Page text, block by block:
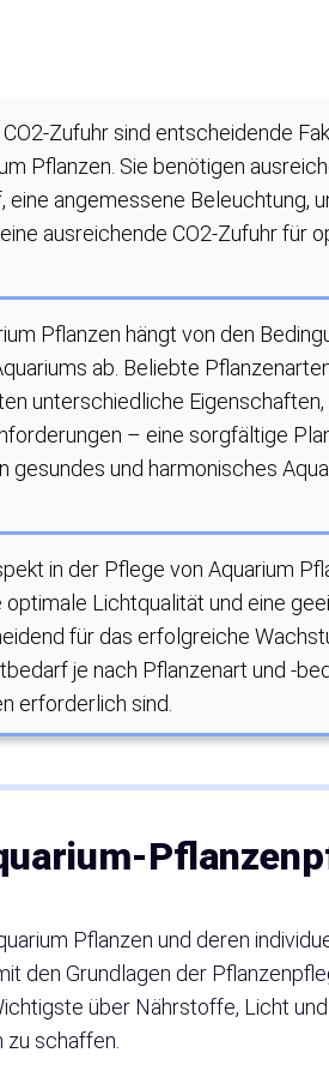
Zufuhr sind entscheidende
Pflanzen. Sie benötigen
eine angemessene Beleuchtung,
ausreichende CO2-Zufuhr für
Pflanzen hängt von den
ab. Beliebte
unterschiedliche Eigenschaften,
– eine sorgfältige
gesundes und harmonisches
in der Pflege von Aquarium
Lichtqualität und eine
für das erfolgreiche
je nach Pflanzenart und -
erforderlich sind.
Pflanzen und deren
den Grundlagen der
über Nährstoffe, Licht und
schaffen.